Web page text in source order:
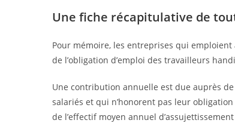
Une fiche récapitulative de
Pour mémoire, les entreprises qui
de l’obligation d’emploi des travailleurs
Une contribution annuelle est due auprès
salariés et qui n’honorent pas leur
de l’effectif moyen annuel d’assujettissement